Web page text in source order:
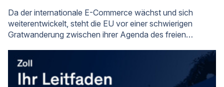
Da der internationale E-Commerce wächst und sich
weiterentwickelt, steht die EU vor einer schwierigen
Gratwanderung zwischen ihrer Agenda des freien…